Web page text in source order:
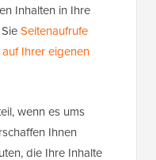
Inhalten in Ihre
Seitenaufrufe
Ihrer eigenen
wenn es ums
Ihnen
die Ihre Inhalte